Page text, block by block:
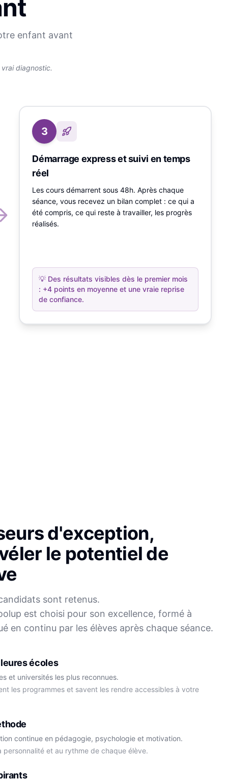
enfant avant
diagnostic.
3
Démarrage express et suivi en temps
réel
Les cours démarrent sous 48h. Après chaque
séance, vous recevez un bilan complet : ce qui a
été compris, ce qui reste à travailler, les progrès
réalisés.
💡 Des résultats visibles dès le premier mois
: +4 points en moyenne et une vraie reprise
de confiance.
Mei Sophie
d'exception,
le potentiel de
sont retenus.
est choisi pour son excellence, formé à
en continu par les élèves après chaque séance.
écoles
et universités les plus reconnues.
les programmes et savent les rendre accessibles à votre
continue en pédagogie, psychologie et motivation.
personnalité et au rythme de chaque élève.